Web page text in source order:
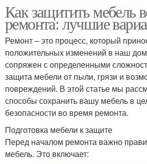
Как защитить мебель
ремонта: лучшие
Ремонт – это процесс, который
положительных изменений в наш
сопряжен с определенными
защита мебели от пыли, грязи и
повреждений. В этой статье мы
способы сохранить вашу мебель в
безопасности во время ремонта.
Подготовка мебели к защите
Перед началом ремонта важно
мебель. Это включает: